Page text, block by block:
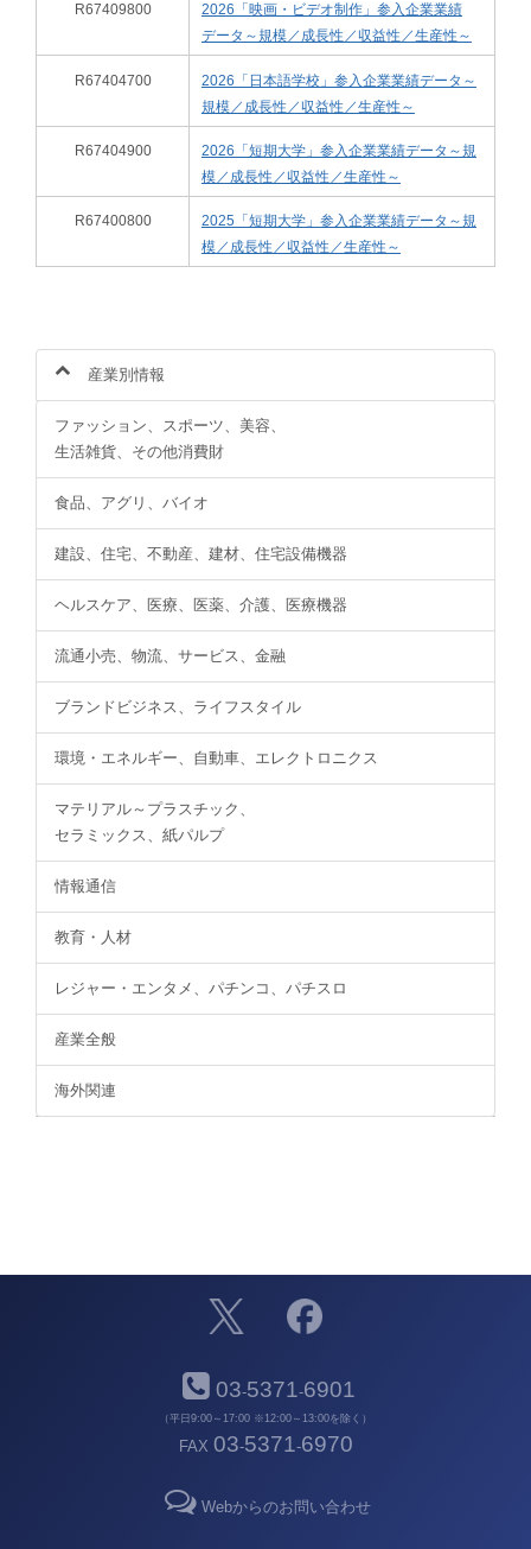
R67409800
2026「映画・ビデオ制作」参入企業業績
データ～規模／成長性／収益性／生産性～
R67404700
2026「日本語学校」参入企業業績データ～
規模／成長性／収益性／生産性～
R67404900
2026「短期大学」参入企業業績データ～規
模／成長性／収益性／生産性～
R67400800
2025「短期大学」参入企業業績データ～規
模／成長性／収益性／生産性～
産業別情報
ファッション、スポーツ、美容、
生活雑貨、その他消費財
食品、アグリ、バイオ
建設、住宅、不動産、建材、住宅設備機器
ヘルスケア、医療、医薬、介護、医療機器
流通小売、物流、サービス、金融
ブランドビジネス、ライフスタイル
環境・エネルギー、自動車、エレクトロニクス
マテリアル～プラスチック、
セラミックス、紙パルプ
情報通信
教育・人材
レジャー・エンタメ、パチンコ、パチスロ
産業全般
海外関連
03-5371-6901
（平日9:00～17:00 ※12:00～13:00を除く）
FAX 03-5371-6970
Webからのお問い合わせ